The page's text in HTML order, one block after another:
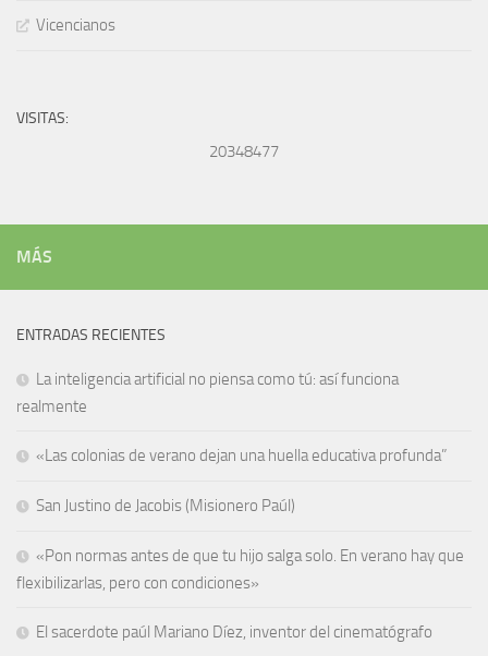
Vicencianos
VISITAS:
20348477
MÁS
ENTRADAS RECIENTES
La inteligencia artificial no piensa como tú: así funciona
realmente
«Las colonias de verano dejan una huella educativa profunda”
San Justino de Jacobis (Misionero Paúl)
«Pon normas antes de que tu hijo salga solo. En verano hay que
flexibilizarlas, pero con condiciones»
El sacerdote paúl Mariano Díez, inventor del cinematógrafo